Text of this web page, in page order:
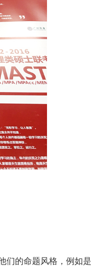
们的命题风格，例如是